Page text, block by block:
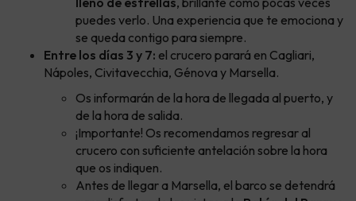
puedes verlo. Una experiencia que te emociona y
se queda contigo para siempre.
Entre los días 3 y 7: el crucero parará en Cagliari,
Nápoles, Civitavecchia, Génova y Marsella.
Os informarán de la hora de llegada al puerto, y
de la hora de salida.
¡Importante! Os recomendamos regresar al
crucero con suficiente antelación sobre la hora
que os indiquen.
Antes de llegar a Marsella, el barco se detendrá